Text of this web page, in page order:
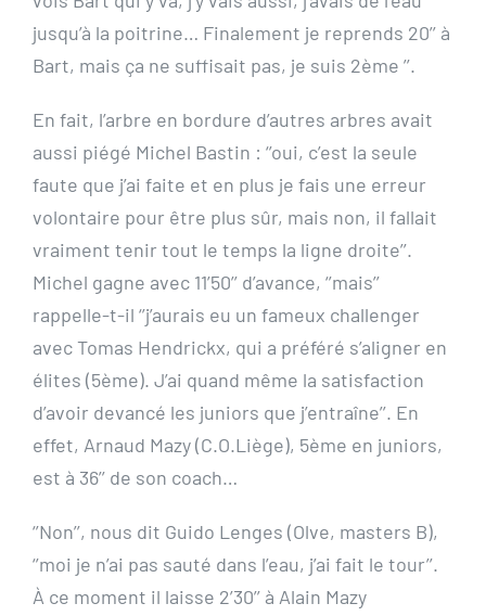
jusqu’à la poitrine… Finalement je reprends 20’’ à
Bart, mais ça ne suffisait pas, je suis 2ème ’’.
En fait, l’arbre en bordure d’autres arbres avait
aussi piégé Michel Bastin : ‘’oui, c’est la seule
faute que j’ai faite et en plus je fais une erreur
volontaire pour être plus sûr, mais non, il fallait
vraiment tenir tout le temps la ligne droite’’.
Michel gagne avec 11’50’’ d’avance, ‘’mais’’
rappelle-t-il ‘’j’aurais eu un fameux challenger
avec Tomas Hendrickx, qui a préféré s’aligner en
élites (5ème). J’ai quand même la satisfaction
d’avoir devancé les juniors que j’entraîne’’. En
effet, Arnaud Mazy (C.O.Liège), 5ème en juniors,
est à 36’’ de son coach…
‘’Non’’, nous dit Guido Lenges (Olve, masters B),
‘’moi je n’ai pas sauté dans l’eau, j’ai fait le tour’’.
À ce moment il laisse 2’30’’ à Alain Mazy